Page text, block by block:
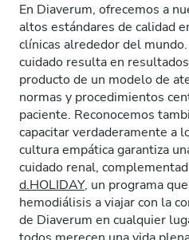
En Diaverum, ofrecemos a
altos estándares de calidad
clínicas alrededor del
cuidado resulta en
producto de un modelo de
normas y procedimientos
paciente. Reconocemos
capacitar verdaderamente a
cultura empática garantiza
cuidado renal,
d.HOLIDAY, un programa
hemodiálisis a viajar con la
de Diaverum en cualquier